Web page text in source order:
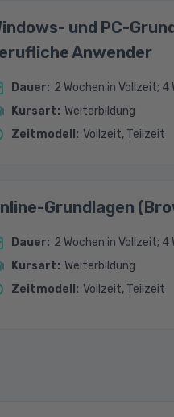
und PC-
Anwender
Dauer: 2 Wochen in Vollzeit; 4
Kursart: Weiterbildung
Zeitmodell : Vollzeit, Teilzeit
Grundlagen
Dauer: 2 Wochen in Vollzeit; 4
Kursart: Weiterbildung
Zeitmodell : Vollzeit, Teilzeit